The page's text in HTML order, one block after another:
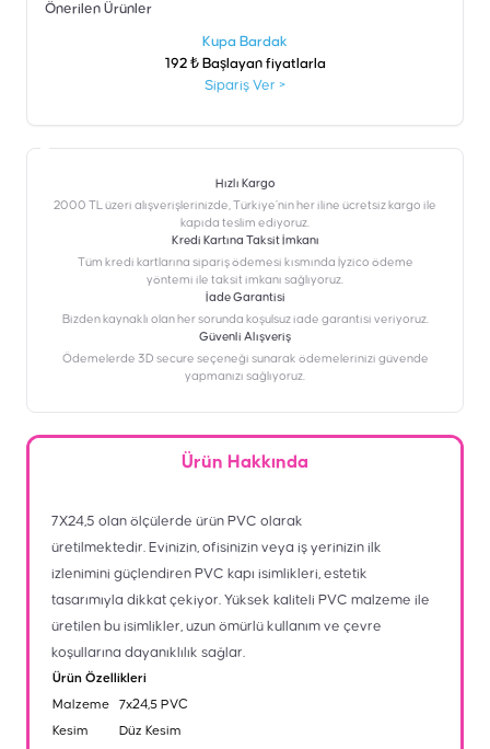
Önerilen Ürünler
Kupa Bardak
192 ₺ Başlayan fiyatlarla
Sipariş Ver >
Hızlı Kargo
2000 TL üzeri alışverişlerinizde, Türkiye’nin her iline ücretsiz kargo ile
kapıda teslim ediyoruz.
Kredi Kartına Taksit İmkanı
‎Tüm kredi kartlarına sipariş ödemesi kısmında İyzico ödeme
yöntemi ile taksit imkanı sağlıyoruz.
İade Garantisi
Bizden kaynaklı olan her sorunda koşulsuz iade garantisi veriyoruz.
Güvenli Alışveriş
Ödemelerde 3D secure seçeneği sunarak ödemelerinizi güvende
yapmanızı sağlıyoruz.
Ürün Hakkında
7X24,5 olan ölçülerde ürün PVC olarak
üretilmektedir. Evinizin, ofisinizin veya iş yerinizin ilk
izlenimini güçlendiren PVC kapı isimlikleri, estetik
tasarımıyla dikkat çekiyor. Yüksek kaliteli PVC malzeme ile
üretilen bu isimlikler, uzun ömürlü kullanım ve çevre
koşullarına dayanıklılık sağlar.
Ürün Özellikleri
Malzeme
7x24,5 PVC
Kesim
Düz Kesim